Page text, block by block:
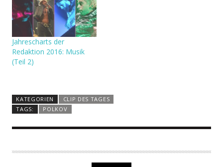
Jahrescharts der
Redaktion 2016: Musik
(Teil 2)
KATEGORIEN
CLIP DES TAGES
TAGS:
POLKOV